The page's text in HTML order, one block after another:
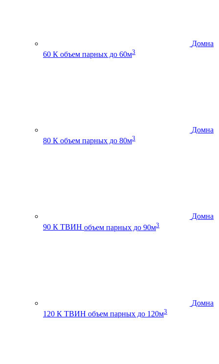
Домна
60 К объем парных до 60м3
Домна
80 К объем парных до 80м3
Домна
90 К ТВИН объем парных до 90м3
Домна
120 К ТВИН объем парных до 120м3